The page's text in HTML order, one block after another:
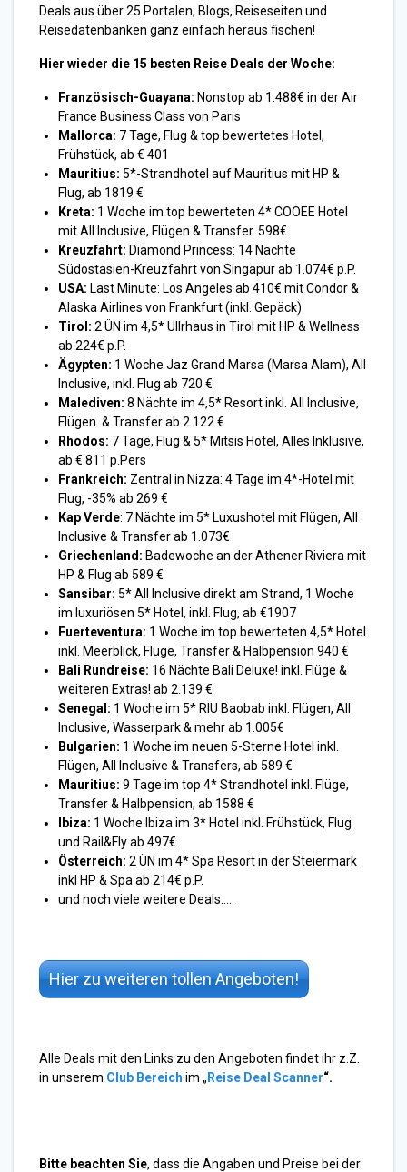
Deals aus über 25 Portalen, Blogs, Reiseseiten und
Reisedatenbanken ganz einfach heraus fischen!
Hier wieder die 15 besten Reise Deals der Woche:
Französisch-Guayana: Nonstop ab 1.488€ in der Air
France Business Class von Paris
Mallorca: 7 Tage, Flug & top bewertetes Hotel,
Frühstück, ab € 401
Mauritius: 5*-Strandhotel auf Mauritius mit HP &
Flug, ab 1819 €
Kreta: 1 Woche im top bewerteten 4* COOEE Hotel
mit All Inclusive, Flügen & Transfer. 598€
Kreuzfahrt: Diamond Princess: 14 Nächte
Südostasien-Kreuzfahrt von Singapur ab 1.074€ p.P.
USA: Last Minute: Los Angeles ab 410€ mit Condor &
Alaska Airlines von Frankfurt (inkl. Gepäck)
Tirol: 2 ÜN im 4,5* Ullrhaus in Tirol mit HP & Wellness
ab 224€ p.P.
Ägypten: 1 Woche Jaz Grand Marsa (Marsa Alam), All
Inclusive, inkl. Flug ab 720 €
Malediven: 8 Nächte im 4,5* Resort inkl. All Inclusive,
Flügen & Transfer ab 2.122 €
Rhodos: 7 Tage, Flug & 5* Mitsis Hotel, Alles Inklusive,
ab € 811 p.Pers
Frankreich: Zentral in Nizza: 4 Tage im 4*-Hotel mit
Flug, -35% ab 269 €
Kap Verde: 7 Nächte im 5* Luxushotel mit Flügen, All
Inclusive & Transfer ab 1.073€
Griechenland: Badewoche an der Athener Riviera mit
HP & Flug ab 589 €
Sansibar: 5* All Inclusive direkt am Strand, 1 Woche
im luxuriösen 5* Hotel, inkl. Flug, ab €1907
Fuerteventura: 1 Woche im top bewerteten 4,5* Hotel
inkl. Meerblick, Flüge, Transfer & Halbpension 940 €
Bali Rundreise: 16 Nächte Bali Deluxe! inkl. Flüge &
weiteren Extras! ab 2.139 €
Senegal: 1 Woche im 5* RIU Baobab inkl. Flügen, All
Inclusive, Wasserpark & mehr ab 1.005€
Bulgarien: 1 Woche im neuen 5-Sterne Hotel inkl.
Flügen, All Inclusive & Transfers, ab 589 €
Mauritius: 9 Tage im top 4* Strandhotel inkl. Flüge,
Transfer & Halbpension, ab 1588 €
Ibiza: 1 Woche Ibiza im 3* Hotel inkl. Frühstück, Flug
und Rail&Fly ab 497€
Österreich: 2 ÜN im 4* Spa Resort in der Steiermark
inkl HP & Spa ab 214€ p.P.
und noch viele weitere Deals…..
Hier zu weiteren tollen Angeboten!
Alle Deals mit den Links zu den Angeboten findet ihr z.Z.
in unserem Club Bereich im „ Reise Deal Scanner“.
Bitte beachten Sie, dass die Angaben und Preise bei der